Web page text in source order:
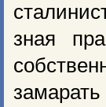
зная